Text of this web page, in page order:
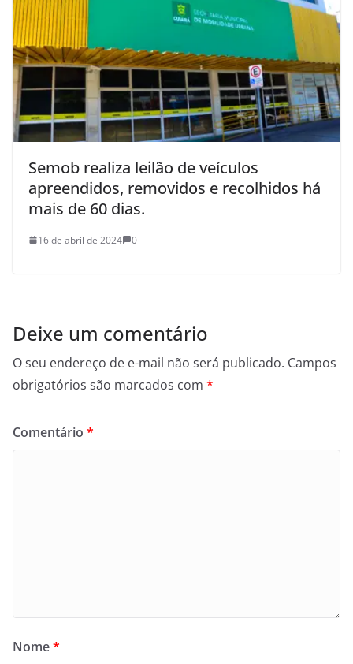
Semob realiza leilão de veículos
apreendidos, removidos e recolhidos há
mais de 60 dias.
16 de abril de 2024 0
Deixe um comentário
O seu endereço de e-mail não será publicado. Campos
obrigatórios são marcados com *
Comentário *
Nome*